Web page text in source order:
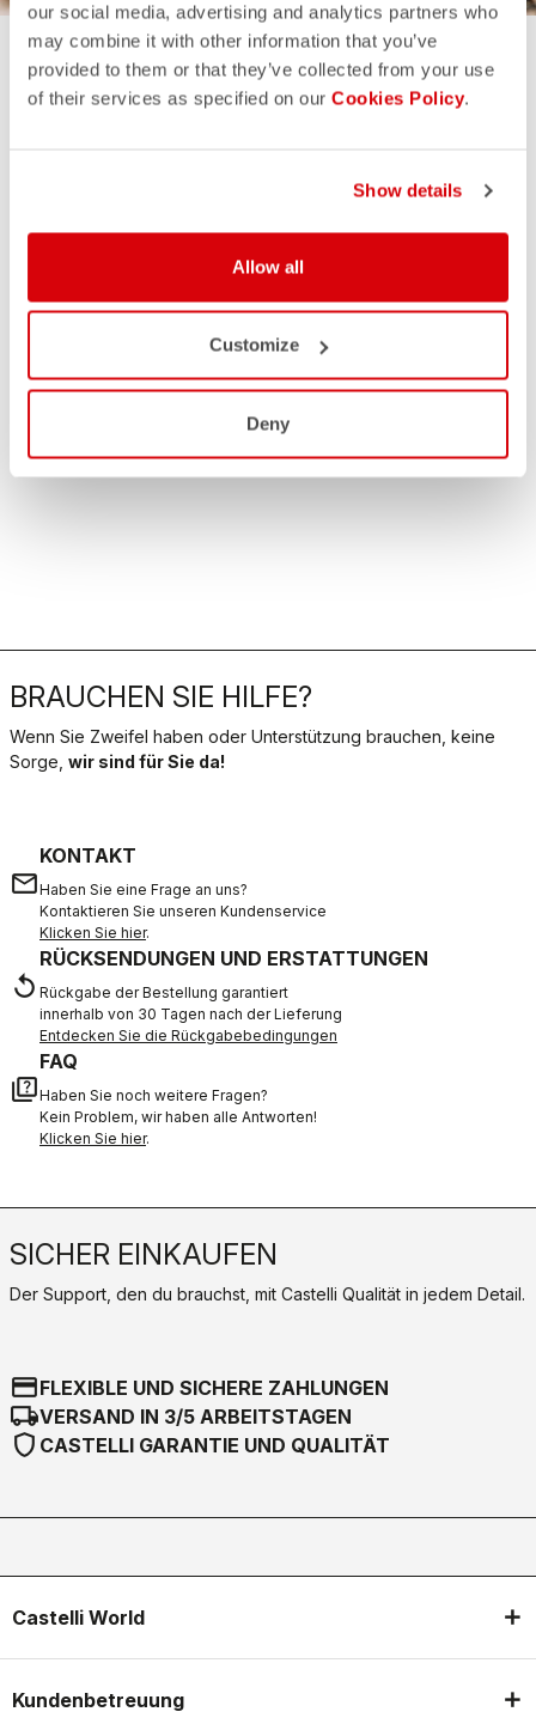
our social media, advertising and analytics partners who
may combine it with other information that you’ve
provided to them or that they’ve collected from your use
of their services as specified on our Cookies Policy.
Show details
Allow all
Customize
Deny
BRAUCHEN SIE HILFE?
Wenn Sie Zweifel haben oder Unterstützung brauchen, keine
Sorge, wir sind für Sie da!
email
KONTAKT
Haben Sie eine Frage an uns?
Kontaktieren Sie unseren Kundenservice
Klicken Sie hier.
replay
RÜCKSENDUNGEN UND ERSTATTUNGEN
Rückgabe der Bestellung garantiert
innerhalb von 30 Tagen nach der Lieferung
Entdecken Sie die Rückgabebedingungen
quiz
FAQ
Haben Sie noch weitere Fragen?
Kein Problem, wir haben alle Antworten!
Klicken Sie hier.
SICHER EINKAUFEN
Der Support, den du brauchst, mit Castelli Qualität in jedem Detail.
credit_cardFLEXIBLE UND SICHERE ZAHLUNGEN
local_shippingVERSAND IN 3/5 ARBEITSTAGEN
shield CASTELLI GARANTIE UND QUALITÄT
Castelli World
Kundenbetreuung